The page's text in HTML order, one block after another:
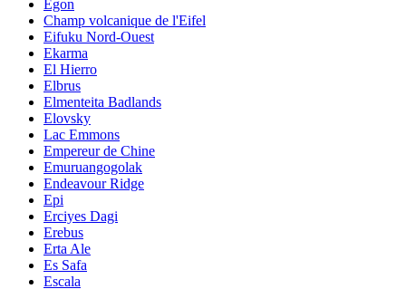
Egon
Champ volcanique de l'Eifel
Eifuku Nord-Ouest
Ekarma
El Hierro
Elbrus
Elmenteita Badlands
Elovsky
Lac Emmons
Empereur de Chine
Emuruangogolak
Endeavour Ridge
Epi
Erciyes Dagi
Erebus
Erta Ale
Es Safa
Escala